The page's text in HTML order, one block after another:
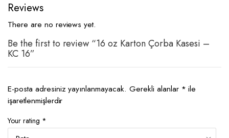
Reviews
There are no reviews yet.
Be the first to review “16 oz Karton Çorba Kasesi –
KC 16”
E-posta adresiniz yayınlanmayacak. Gerekli alanlar * ile
işaretlenmişlerdir
Your rating *